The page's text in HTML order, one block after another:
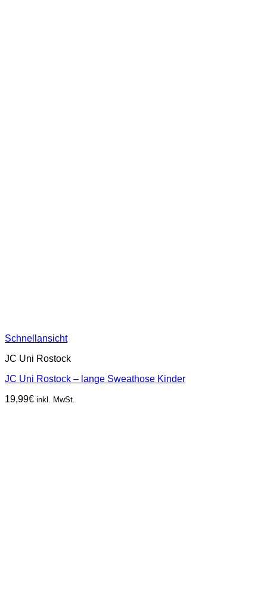
Schnellansicht
JC Uni Rostock
JC Uni Rostock – lange Sweathose Kinder
19,99€ inkl. MwSt.